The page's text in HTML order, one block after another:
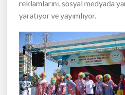
reklamlarını, sosyal medyada
yaratıyor ve yayımlıyor.